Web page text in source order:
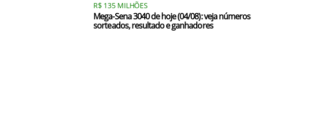
R$ 135 MILHÕES
Mega-Sena 3040 de hoje (04/08): veja números
sorteados, resultado e ganhadores